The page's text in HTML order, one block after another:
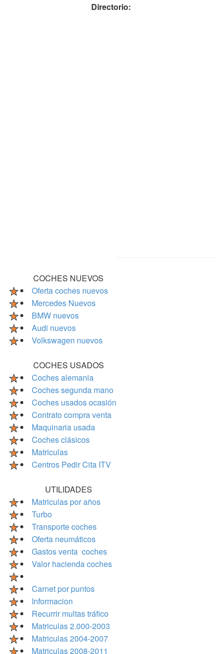
Directorio:
COCHES NUEVOS
Oferta coches nuevos
Mercedes Nuevos
BMW nuevos
Audi nuevos
Volkswagen nuevos
COCHES USADOS
Coches alemania
Coches segunda mano
Coches usados ocasión
Contrato compra venta
Maquinaria usada
Coches clásicos
Matriculas
Centros Pedir Cita ITV
UTILIDADES
Matriculas por años
Turbo
Transporte coches
Oferta neumáticos
Gastos venta coches
Valor hacienda coches
Carnet por puntos
Informacion
Recurrir multas tráfico
Matriculas 2.000-2003
Matriculas 2004-2007
Matriculas 2008-2011